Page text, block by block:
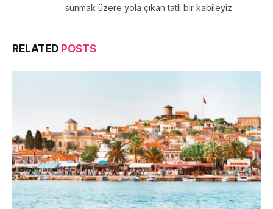
sunmak üzere yola çıkan tatlı bir kabileyiz.
RELATED POSTS